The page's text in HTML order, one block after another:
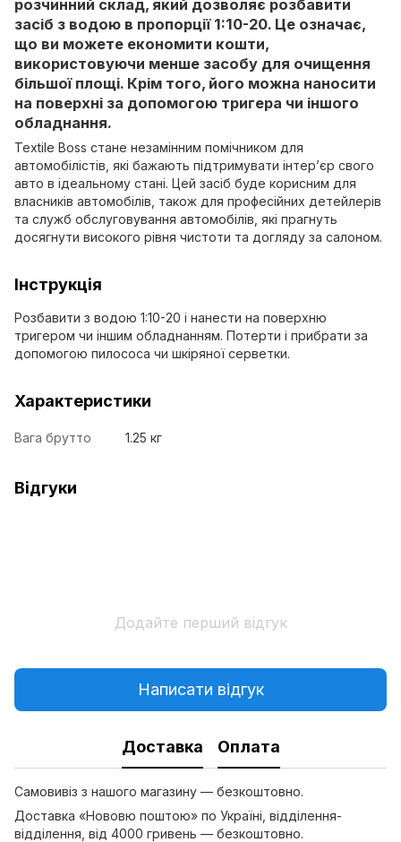
розчинний склад, який дозволяє розбавити
засіб з водою в пропорції 1:10-20. Це означає,
що ви можете економити кошти,
використовуючи менше засобу для очищення
більшої площі. Крім того, його можна наносити
на поверхні за допомогою тригера чи іншого
обладнання.
Textile Boss стане незамінним помічником для
автомобілістів, які бажають підтримувати інтер’єр свого
авто в ідеальному стані. Цей засіб буде корисним для
власників автомобілів, також для професійних детейлерів
та служб обслуговування автомобілів, які прагнуть
досягнути високого рівня чистоти та догляду за салоном.
Інструкція
Розбавити з водою 1:10-20 і нанести на поверхню
тригером чи іншим обладнанням. Потерти і прибрати за
допомогою пилососа чи шкіряної серветки.
Характеристики
Вага брутто 1.25 кг
Відгуки
Додайте перший відгук
Написати відгук
Доставка Оплата
Самовивіз з нашого магазину — безкоштовно.
Доставка «Нововю поштою» по Україні, відділення-
відділення, від 4000 гривень — безкоштовно.